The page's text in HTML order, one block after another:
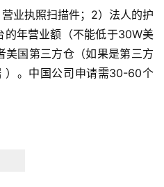
业执照扫描件；2）法人的护
的年营业额（不能低于30W美
国第三方仓（如果是第三方
）。中国公司申请需30-60个